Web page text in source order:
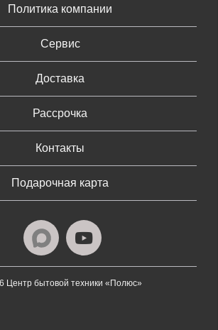
Политика компании
Сервис
Доставка
Рассрочка
Контакты
Подарочная карта
Центр бытовой техники «Полюс»